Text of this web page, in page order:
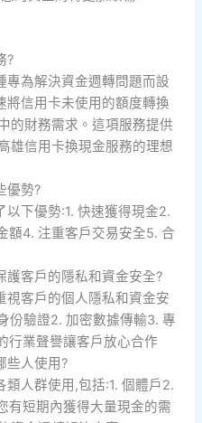
?
專為解決資金週轉問題而設
將信用卡未使用的額度轉換
的財務需求。這項服務提供
雄信用卡換現金服務的理想
優勢?
以下優勢:1. 快速獲得現金2.
額4. 注重客戶交易安全5. 合
護客戶的隱私和資金安全?
視客戶的個人隱私和資金安
份驗證2. 加密數據傳輸3. 專
行業聲譽讓客戶放心合作
些人使用?
類人群使用,包括:1. 個體戶2.
有短期內獲得大量現金的需